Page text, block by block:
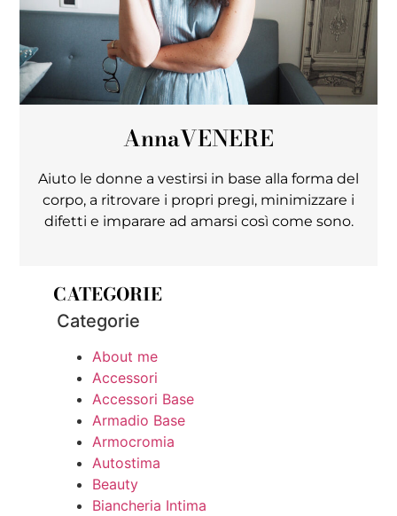
AnnaVENERE
Aiuto le donne a vestirsi in base alla forma del
corpo, a ritrovare i propri pregi, minimizzare i
difetti e imparare ad amarsi così come sono.
CATEGORIE
Categorie
About me
Accessori
Accessori Base
Armadio Base
Armocromia
Autostima
Beauty
Biancheria Intima